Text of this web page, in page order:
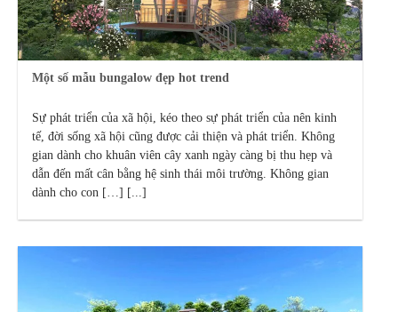
Một số mẫu bungalow đẹp hot trend
Sự phát triển của xã hội, kéo theo sự phát triển của nên kinh
tế, đời sống xã hội cũng được cải thiện và phát triển. Không
gian dành cho khuân viên cây xanh ngày càng bị thu hẹp và
dẫn đến mất cân bằng hệ sinh thái môi trường. Không gian
dành cho con […] [...]